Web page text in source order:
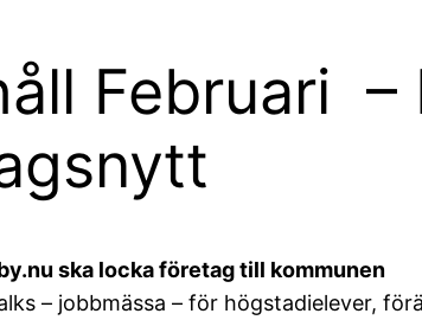
Februari
ska locka företag till kommunen
– jobbmässa – för högstadielever,